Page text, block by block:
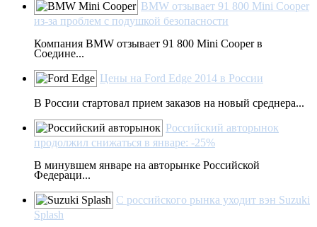
BMW отзывает 91 800 Mini Cooper
из-за проблем с подушкой безопасности
Компания BMW отзывает 91 800 Mini Cooper в
Соедине...
Цены на Ford Edge 2014 в России
В России стартовал прием заказов на новый среднера...
Российский авторынок
продолжил снижаться в январе: -25%
В минувшем январе на авторынке Российской
Федераци...
С российского рынка уходит вэн Suzuki
Splash